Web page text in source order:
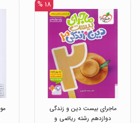
۱۸ %
ماجرای بیست دین و زندگی
دوازدهم رشته ریاضی و